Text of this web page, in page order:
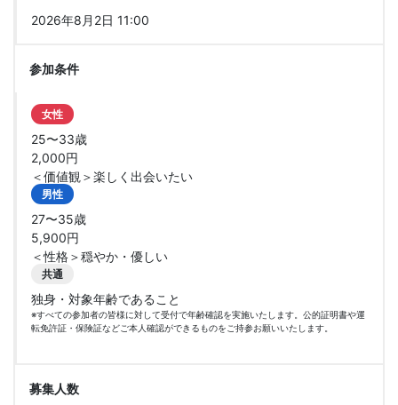
2026年8月2日 11:00
参加条件
女性
25〜33歳
2,000円
＜価値観＞楽しく出会いたい
男性
27〜35歳
5,900円
＜性格＞穏やか・優しい
共通
独身・対象年齢であること
※すべての参加者の皆様に対して受付で年齢確認を実施いたします。公的証明書や運
転免許証・保険証などご本人確認ができるものをご持参お願いいたします。
募集人数